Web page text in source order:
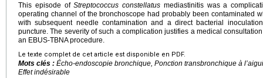
This episode ofStreptococcus constellatus mediastinitis was a
operating channel of the bronchoscope had probably been contaminated
with subsequent needle contamination and a direct bacterial
puncture. The severity of such a complication justifies a medical
an EBUS-TBNA procedure.
Le texte complet de cet article est disponible en PDF.
Mots clés : Écho-endoscopie bronchique, Ponction transbronchique à
Effet indésirable